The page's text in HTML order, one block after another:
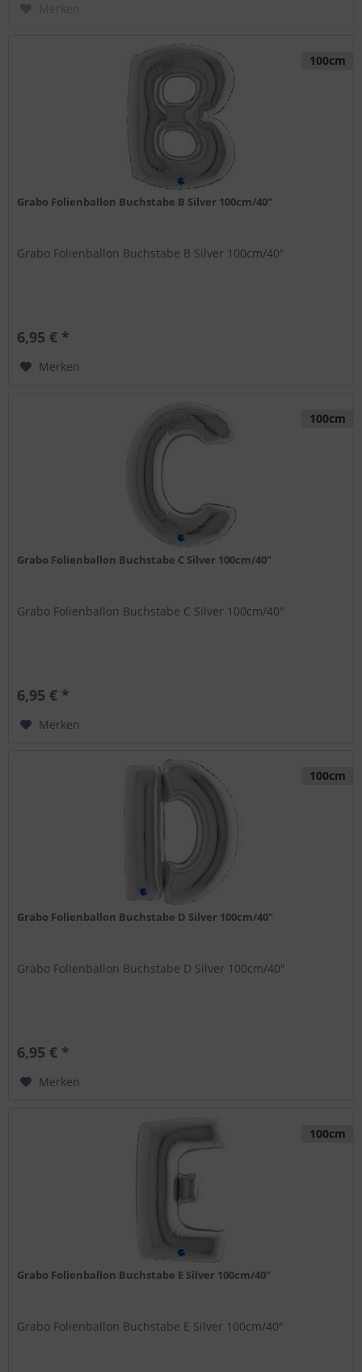
Merken
100cm
Grabo Folienballon Buchstabe B Silver 100cm/40"
Grabo Folienballon Buchstabe B Silver 100cm/40"
6,95 € *
Merken
100cm
Grabo Folienballon Buchstabe C Silver 100cm/40"
Grabo Folienballon Buchstabe C Silver 100cm/40"
6,95 € *
Merken
100cm
Grabo Folienballon Buchstabe D Silver 100cm/40"
Grabo Folienballon Buchstabe D Silver 100cm/40"
6,95 € *
Merken
100cm
Grabo Folienballon Buchstabe E Silver 100cm/40"
Grabo Folienballon Buchstabe E Silver 100cm/40"